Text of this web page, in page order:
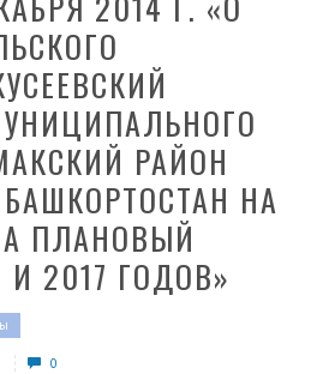
РАЙОН
НА
ПЛАНОВЫЙ
2017 ГОДОВ»
0